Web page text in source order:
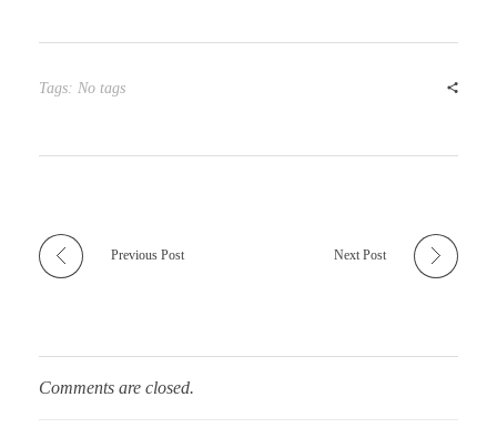
Tags: No tags
Previous Post Next Post
Comments are closed.